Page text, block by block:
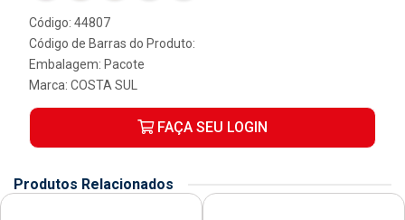
Código: 44807
Código de Barras do Produto:
Embalagem: Pacote
Marca: COSTA SUL
FAÇA SEU LOGIN
Produtos Relacionados